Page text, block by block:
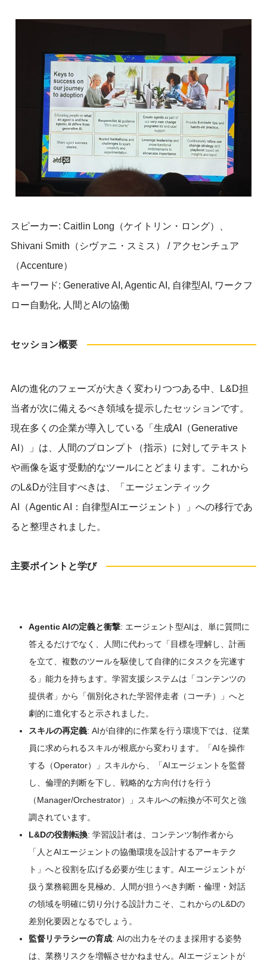
スピーカー: Caitlin Long（ケイトリン・ロング）、
Shivani Smith（シヴァニ・スミス） / アクセンチュア
（Accenture）
キーワード: Generative AI, Agentic AI, 自律型AI, ワークフ
ロー自動化, 人間とAIの協働
セッション概要
AIの進化のフェーズが大きく変わりつつある中、L&D担
当者が次に備えるべき領域を提示したセッションです。
現在多くの企業が導入している「生成AI（Generative
AI）」は、人間のプロンプト（指示）に対してテキスト
や画像を返す受動的なツールにとどまります。これから
のL&Dが注目すべきは、「エージェンティック
AI（Agentic AI：自律型AIエージェント）」への移行であ
ると整理されました。
主要ポイントと学び
Agentic AIの定義と衝撃: エージェント型AIは、単に質問に
答えるだけでなく、人間に代わって「目標を理解し、計画
を立て、複数のツールを駆使して自律的にタスクを完遂す
る」能力を持ちます。学習支援システムは「コンテンツの
提供者」から「個別化された学習伴走者（コーチ）」へと
劇的に進化すると示されました。
スキルの再定義: AIが自律的に作業を行う環境下では、従業
員に求められるスキルが根底から変わります。「AIを操作
する（Operator）」スキルから、「AIエージェントを監督
し、倫理的判断を下し、戦略的な方向付けを行う
（Manager/Orchestrator）」スキルへの転換が不可欠と強
調されています。
L&Dの役割転換: 学習設計者は、コンテンツ制作者から
「人とAIエージェントの協働環境を設計するアーキテク
ト」へと役割を広げる必要が生じます。AIエージェントが
扱う業務範囲を見極め、人間が担うべき判断・倫理・対話
の領域を明確に切り分ける設計力こそ、これからのL&Dの
差別化要因となるでしょう。
監督リテラシーの育成: AIの出力をそのまま採用する姿勢
は、業務リスクを増幅させかねません。AIエージェントが